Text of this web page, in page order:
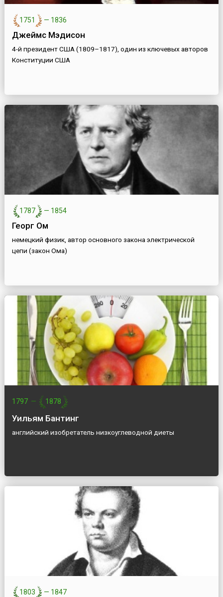
1751 — 1836
Джеймс Мэдисон
4-й президент США (1809–1817), один из ключевых авторов
Конституции США
1787 — 1854
Георг Ом
немецкий физик, автор основного закона электрической
цепи (закон Ома)
1797 — 1878
Уильям Бантинг
английский изобретатель низкоуглеводной диеты
1803 — 1847